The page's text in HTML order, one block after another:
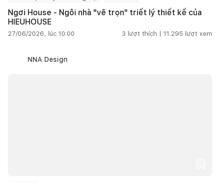
Ngơi House - Ngôi nhà "vẽ trọn" triết lý thiết kế của
HIEUHOUSE
27/06/2026, lúc 10:00 3 lượt thích | 11.295 lượt xem
NNA Design